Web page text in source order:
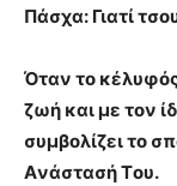
Πάσχα: Γιατί
Όταν το κέλυφός
ζωή και με τον
συμβολίζει το
Aνάστασή Tου.